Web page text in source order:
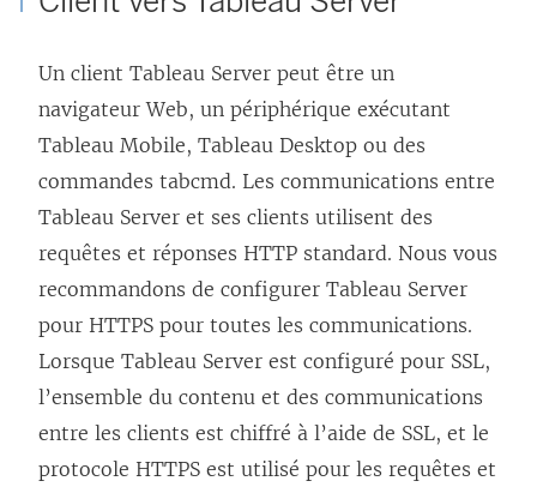
Un client Tableau Server peut être un
navigateur Web, un périphérique exécutant
Tableau Mobile, Tableau Desktop ou des
commandes tabcmd. Les communications entre
Tableau Server et ses clients utilisent des
requêtes et réponses HTTP standard. Nous vous
recommandons de configurer Tableau Server
pour HTTPS pour toutes les communications.
Lorsque Tableau Server est configuré pour SSL,
l’ensemble du contenu et des communications
entre les clients est chiffré à l’aide de SSL, et le
protocole HTTPS est utilisé pour les requêtes et